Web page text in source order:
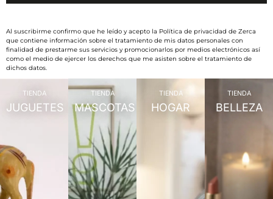
Al suscribirme confirmo que he leído y acepto la Política de privacidad de Zerca
que contiene información sobre el tratamiento de mis datos personales con
finalidad de prestarme sus servicios y promocionarlos por medios electrónicos así
como el medio de ejercer los derechos que me asisten sobre el tratamiento de
dichos datos.
TIENDA
JUGUETES
TIENDA
MASCOTAS
TIENDA
HOGAR
TIENDA
BELLEZA